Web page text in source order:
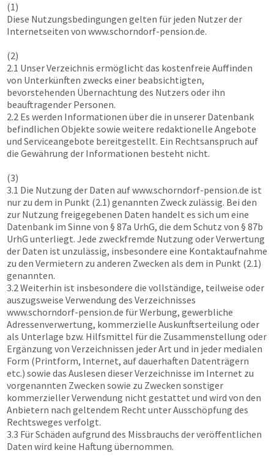
(1)
Diese Nutzungsbedingungen gelten für jeden Nutzer der
Internetseiten von www.schorndorf-pension.de.
(2)
2.1 Unser Verzeichnis ermöglicht das kostenfreie Auffinden
von Unterkünften zwecks einer beabsichtigten,
bevorstehenden Übernachtung des Nutzers oder ihn
beauftragender Personen.
2.2 Es werden Informationen über die in unserer Datenbank
befindlichen Objekte sowie weitere redaktionelle Angebote
und Serviceangebote bereitgestellt. Ein Rechtsanspruch auf
die Gewährung der Informationen besteht nicht.
(3)
3.1 Die Nutzung der Daten aufwww.schorndorf-pension.de ist
nur zu dem in Punkt (2.1) genannten Zweck zulässig. Bei den
zur Nutzung freigegebenen Daten handelt es sich um eine
Datenbank im Sinne von § 87a UrhG, die dem Schutz von § 87b
UrhG unterliegt. Jede zweckfremde Nutzung oder Verwertung
der Daten ist unzulässig, insbesondere eine Kontaktaufnahme
zu den Vermietern zu anderen Zwecken als dem in Punkt (2.1)
genannten.
3.2 Weiterhin ist insbesondere die vollständige, teilweise oder
auszugsweise Verwendung des Verzeichnisses
www.schorndorf-pension.de für Werbung, gewerbliche
Adressenverwertung, kommerzielle Auskunftserteilung oder
als Unterlage bzw. Hilfsmittel für die Zusammenstellung oder
Ergänzung von Verzeichnissen jeder Art und in jeder medialen
Form (Printform, Internet, auf dauerhaften Datenträgern
etc.) sowie das Auslesen dieser Verzeichnisse im Internet zu
vorgenannten Zwecken sowie zu Zwecken sonstiger
kommerzieller Verwendung nicht gestattet und wird von den
Anbietern nach geltendem Recht unter Ausschöpfung des
Rechtsweges verfolgt.
3.3 Für Schäden aufgrund des Missbrauchs der veröffentlichen
Daten wird keine Haftung übernommen.